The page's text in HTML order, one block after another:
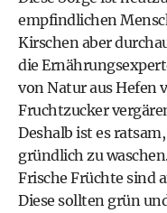
empfindlichen
Kirschen aber
die
von Natur aus Hefen
Fruchtzucker
Deshalb ist es
gründlich zu
Frische Früchte sind
Diese sollten grün